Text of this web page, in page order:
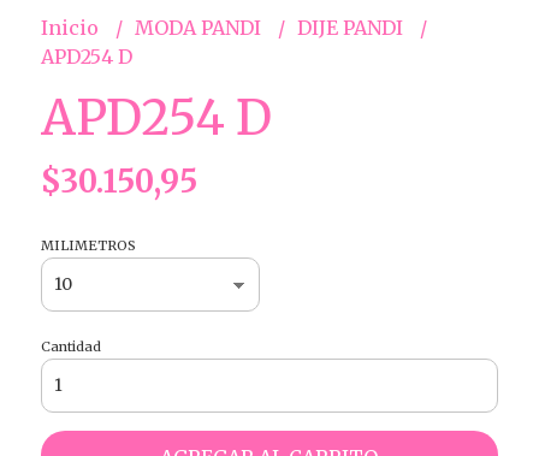
Inicio MODA PANDI
DIJE PANDI
APD254 D
APD254 D
$30.150,95
MILIMETROS
Cantidad